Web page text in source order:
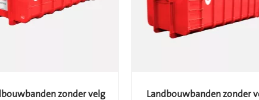
zonder velg
Landbouwbanden zonder